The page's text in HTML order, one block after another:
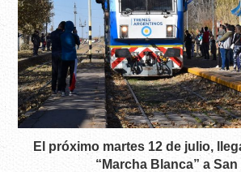
El próximo martes 12 de julio,
“Marcha Blanca” a